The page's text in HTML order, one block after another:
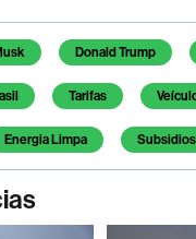
Donald Trump
Tarifas
Energia Limpa Subsidios